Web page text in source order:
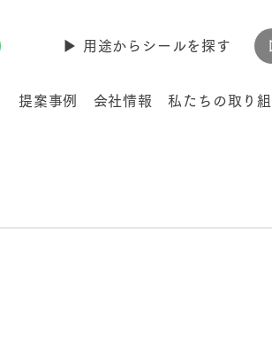
▶︎ 用途からシールを探す
提案事例 会社情報 私たちの取り